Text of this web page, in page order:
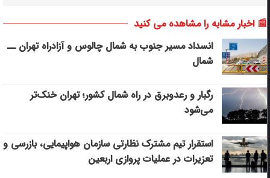
📰 اخبار مشابه را مشاهده می کنید
انسداد مسیر جنوب به شمال چالوس و آزادراه تهران ــ
شمال
رگبار و رعدوبرق در راه شمال کشور؛ تهران خنک‌تر
می‌شود
استقرار تیم مشترک نظارتی سازمان هواپیمایی، بازرسی و
تعزیرات در عملیات پروازی اربعین